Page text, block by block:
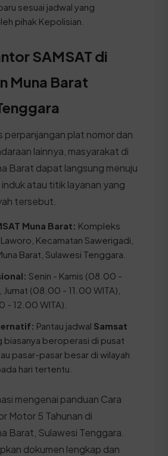
sesuai jadwal yang
pihak Kepolisian.
SAMSAT di
Muna Barat
perpanjangan plat nomor dan
lainnya, masyarakat di
Barat dapat langsung menuju
atau titik layanan yang
tersebut.
Muna Barat: Kompleks
Kecamatan Sawerigadi,
Barat, Sulawesi Tenggara.
Senin - Kamis (08.00 -
Jumat (08.00 - 11.00 WITA),
- 12.00 WITA).
Pantau jadwal Samsat
biasanya beroperasi di pusat
pasar-pasar besar di wilayah
hari tertentu.
mengenai panduan Cara
Motor 5 Tahunan di
Barat, Sulawesi Tenggara.
dokumen lengkap dan